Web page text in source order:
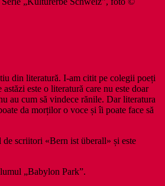
din literatură. I-am citit pe colegii poeți
este o literatură care nu este doar
au cum să vindece rănile. Dar literatura
da morților o voce și îi poate face să
scriitori «Bern ist überall» și este
„Babylon Park”.